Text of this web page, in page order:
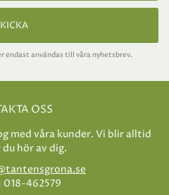
endast användas till våra nyhetsbrev.
OSS
med våra kunder. Vi blir alltid
du hör av dig.
018-462579